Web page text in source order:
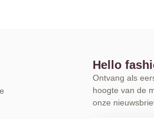
Hello
Ontvang als
hoogte van de
onze